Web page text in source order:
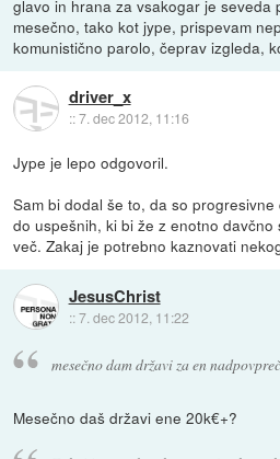
glavo in hrana za vsakogar je seveda
mesečno, tako kot jype, prispevam
komunistično parolo, čeprav izgleda,
driver_x
::7. dec 2012, 11:16
Jype je lepo odgovoril.
Sam bi dodal še to, da so
do uspešnih, ki bi že z enotno
več. Zakaj je potrebno kaznovati
JesusChrist
::7. dec 2012, 11:22
mesečno dam državi za en
Mesečno daš državi ene 20k€+?